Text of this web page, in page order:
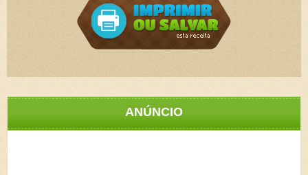
ANÚNCIO